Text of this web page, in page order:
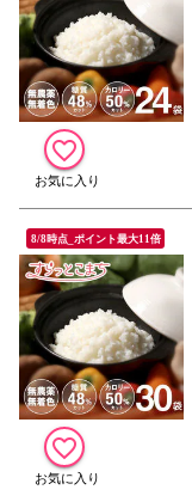
8/8時点_ポイント最大11倍